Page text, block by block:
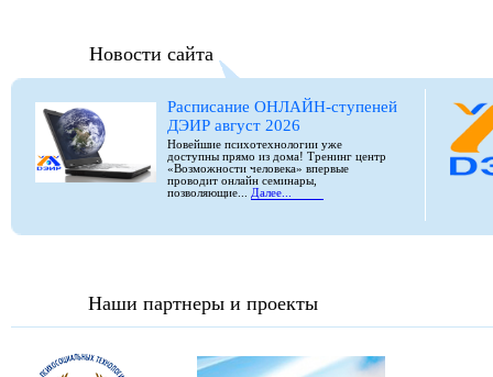
Новости сайта
Расписание ОНЛАЙН-ступеней
ДЭИР август 2026
Новейшие психотехнологии уже
доступны прямо из дома! Тренинг центр
«Возможности человека» впервые
проводит онлайн семинары,
позволяющие... Далее...
Наши партнеры и проекты